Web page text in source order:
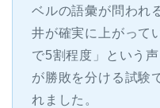
ベルの語彙が問われ
井が確実に上がって
で5割程度」という
が勝敗を分ける試験
れました。